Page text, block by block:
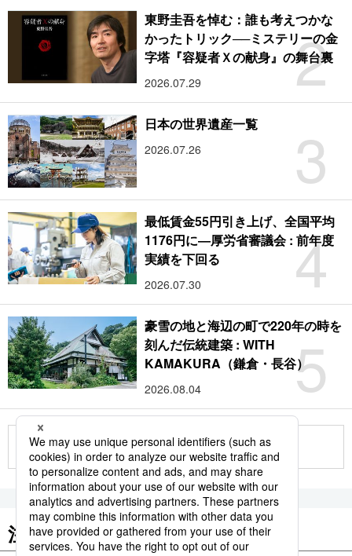
2
東野圭吾を悼む：誰も考えつかな
かったトリック──ミステリーの金
字塔『容疑者Ｘの献身』の舞台裏
2026.07.29
3
日本の世界遺産一覧
2026.07.26
4
最低賃金55円引き上げ、全国平均
1176円に―厚労省審議会 : 前年度
実績を下回る
2026.07.30
5
豪雪の地と海辺の町で220年の時を
刻んだ伝統建築 : WITH
KAMAKURA（鎌倉・長谷）
2026.08.04
もっと見る
注目のキーワード